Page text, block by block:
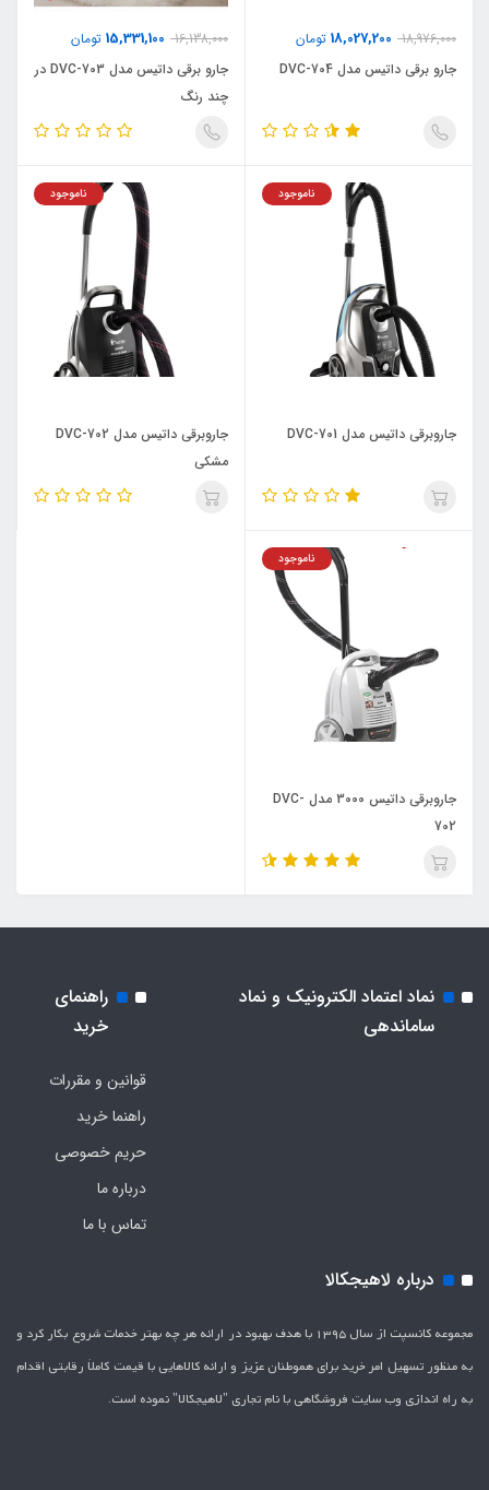
18,976,000
18,027,200 تومان
جارو برقی داتیس مدل DVC-704
16,138,000
15,331,100 تومان
جارو برقی داتیس مدل DVC-703 در
چند رنگ
ناموجود
جاروبرقی داتیس مدل DVC-701
ناموجود
جاروبرقی داتیس مدل DVC-702
مشکی
ناموجود
جاروبرقی داتیس 3000 مدل DVC-
702
نماد اعتماد الکترونیک و نماد
ساماندهی
راهنمای
خرید
قوانین و مقررات
راهنما خرید
حریم خصوصی
درباره ما
تماس با ما
درباره لاهیجکالا
مجموعه کانسپت از سال 1395 با هدف بهبود در ارائه هر چه بهتر خدمات شروع بکار کرد و
به منظور تسهیل امر خرید برای هموطنان عزیز و ارائه کالاهایی با قیمت کاملاَ رقابتی اقدام
به راه اندازی وب سایت فروشگاهی با نام تجاری "لاهیج­کالا" نموده است.